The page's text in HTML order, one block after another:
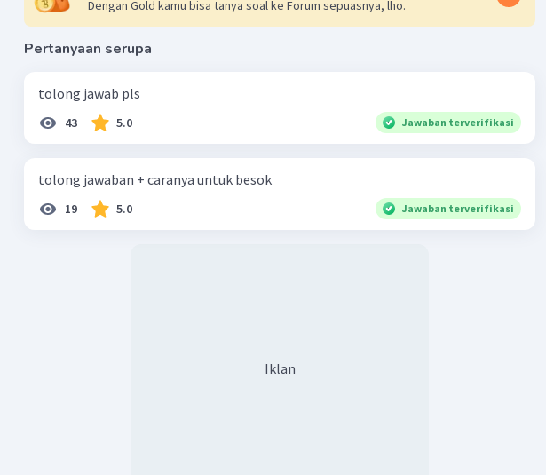
Dengan Gold kamu bisa tanya soal ke Forum sepuasnya, lho.
Pertanyaan serupa
tolong jawab pls
43 5.0 Jawaban terverifikasi
tolong jawaban + caranya untuk besok
19 5.0 Jawaban terverifikasi
Iklan